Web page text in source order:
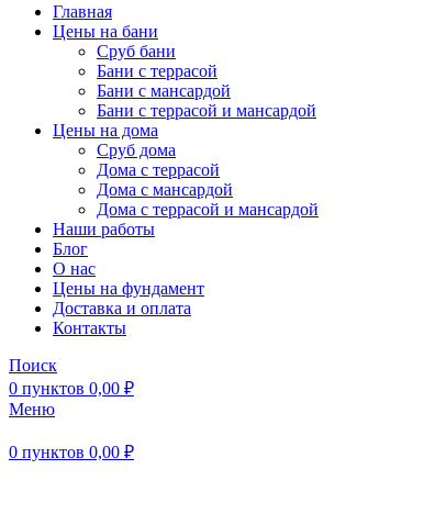
Главная
Цены на бани
Сруб бани
Бани с террасой
Бани с мансардой
Бани с террасой и мансардой
Цены на дома
Сруб дома
Дома с террасой
Дома с мансардой
Дома с террасой и мансардой
Наши работы
Блог
О нас
Цены на фундамент
Доставка и оплата
Контакты
Поиск
0 пунктов 0,00 ₽
Меню
0 пунктов 0,00 ₽